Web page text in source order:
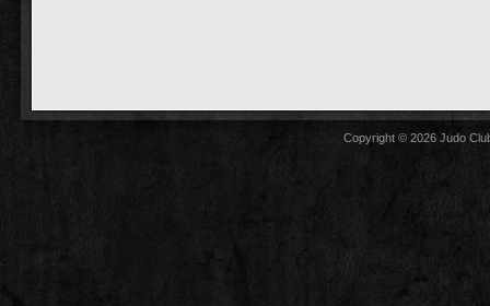
Copyright © 2026 Judo